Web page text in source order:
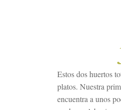
Estos dos huertos
platos. Nuestra
encuentra a unos